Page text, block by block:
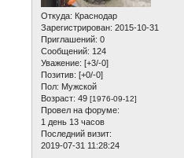
Откуда: Краснодар
Зарегистрирован: 2015-10-31
Приглашений: 0
Сообщений: 124
Уважение: [+3/-0]
Позитив: [+0/-0]
Пол: Мужской
Возраст: 49[1976-09-12]
Провел на форуме:
1 день 13 часов
Последний визит:
2019-07-31 11:28:24